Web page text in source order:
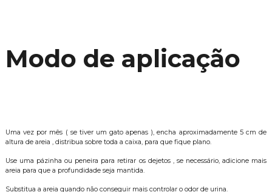
Modo de aplicação
Uma vez por mês ( se tiver um gato apenas ), encha aproximadamente 5 cm de
altura de areia , distribua sobre toda a caixa, para que fique plano.
Use uma pázinha ou peneira para retirar os dejetos , se necessário, adicione mais
areia para que a profundidade seja mantida.
Substitua a areia quando não conseguir mais controlar o odor de urina.